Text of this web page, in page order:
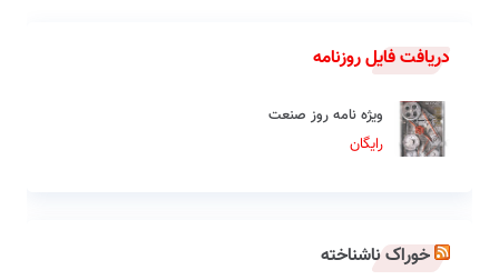
دریافت فایل روزنامه
ویژه نامه روز صنعت
رایگان
خوراک ناشناخته